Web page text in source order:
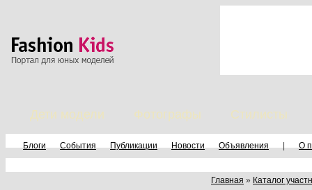
Дети модели Фотографы Стилисты
Блоги События Публикации Новости Объявления | О
Главная » Каталог